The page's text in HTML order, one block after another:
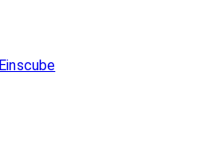
Einscube